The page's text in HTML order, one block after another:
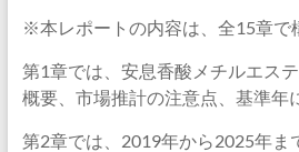
※本レポートの内容は、全15章で
第1章では、安息香酸メチルエス
概要、市場推計の注意点、基準年
第2章では、2019年から2025年ま